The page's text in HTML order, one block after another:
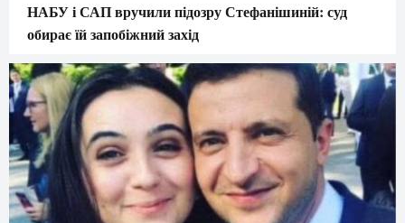
НАБУ і САП вручили підозру Стефанішиній: суд
обирає їй запобіжний захід